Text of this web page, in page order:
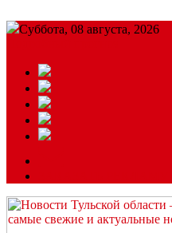
Суббота, 08 августа, 2026